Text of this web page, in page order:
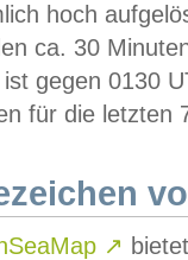
hoch
ca. 30
ist gegen 0130
für die letzten
↗